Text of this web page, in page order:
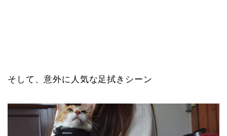
そして、意外に人気な足拭きシーン